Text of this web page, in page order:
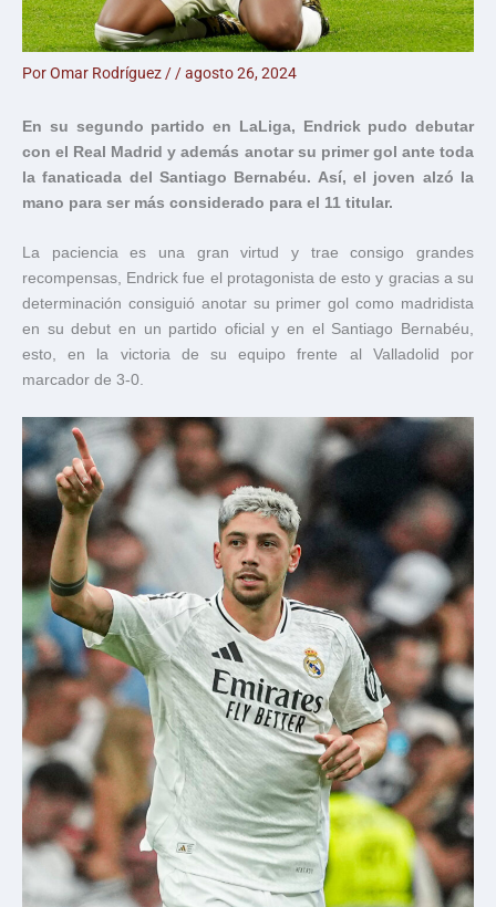
PorOmar Rodríguez / /agosto 26, 2024
En su segundo partido en LaLiga, Endrick pudo debutar
con el Real Madrid y además anotar su primer gol ante toda
la fanaticada del Santiago Bernabéu. Así, el joven alzó la
mano para ser más considerado para el 11 titular.
La paciencia es una gran virtud y trae consigo grandes
recompensas, Endrick fue el protagonista de esto y gracias a su
determinación consiguió anotar su primer gol como madridista
en su debut en un partido oficial y en el Santiago Bernabéu,
esto, en la victoria de su equipo frente al Valladolid por
marcador de 3-0.